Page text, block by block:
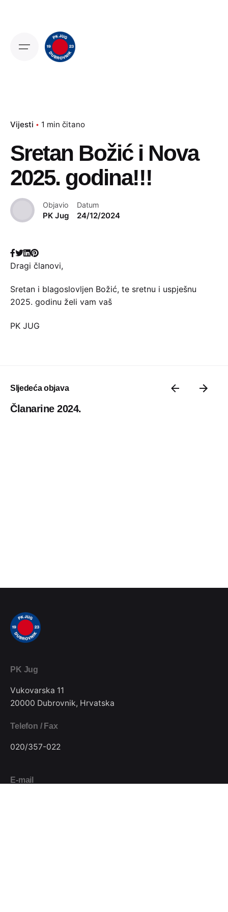
Vijesti 1 min čitano
Sretan Božić i Nova
2025. godina!!!
Objavio
PK Jug
Datum
24/12/2024
Dragi članovi,
Sretan i blagoslovljen Božić, te sretnu i uspješnu
2025. godinu želi vam vaš
PK JUG
Sljedeća objava
Članarine 2024.
PK Jug
Vukovarska 11
20000 Dubrovnik, Hrvatska
Telefon / Fax
020/357-022
E-mail